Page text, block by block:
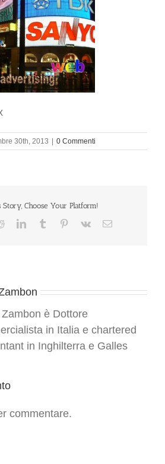
30th, 2013 0 Commenti
Story, Choose Your Platform!
RedditLinkedInTumblr Pinterest
Vk Email
è Dottore
in Italia e chartered
in Inghilterra e Galles
commentare.